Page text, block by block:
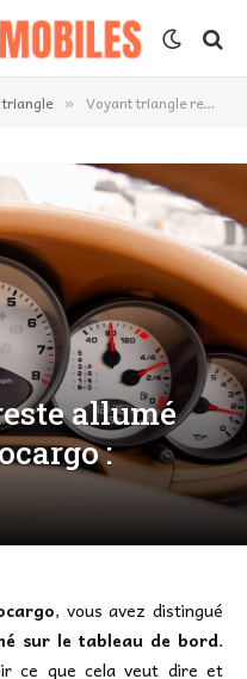
» Voyant triangle reste allumé sur ma Iveco Eurocargo : Comment faire ?
allumé
:
, vous avez distingué
sur le tableau de bord.
ce que cela veut dire et